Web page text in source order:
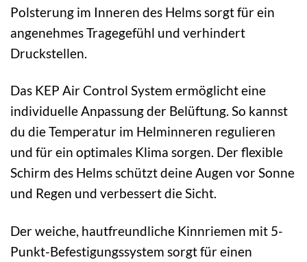
Polsterung im Inneren des Helms sorgt für ein
angenehmes Tragegefühl und verhindert
Druckstellen.
Das KEP Air Control System ermöglicht eine
individuelle Anpassung der Belüftung. So kannst
du die Temperatur im Helminneren regulieren
und für ein optimales Klima sorgen. Der flexible
Schirm des Helms schützt deine Augen vor Sonne
und Regen und verbessert die Sicht.
Der weiche, hautfreundliche Kinnriemen mit 5-
Punkt-Befestigungssystem sorgt für einen